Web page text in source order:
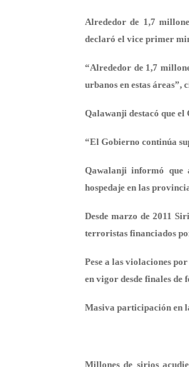
Alrededor de 1,7
declaró el vice primer
“Alrededor de 1,7
urbanos en estas
Qalawanji destacó que
“El Gobierno continúa
Qawalanji informó que
hospedaje en las
Desde marzo de 2011
terroristas financiados
Pese a las violaciones
en vigor desde finales de
Masiva participación en
Millones de sirios